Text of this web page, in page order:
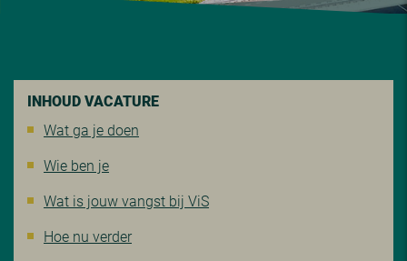
INHOUD VACATURE
Wat ga je doen
Wie ben je
Wat is jouw vangst bij ViS
Hoe nu verder